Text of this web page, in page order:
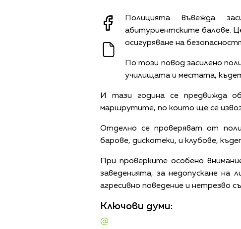
Полицията въвежда
абитуриентските балове.
осигуряване на
По този повод засилено
училищата и местата,
И тази година се предвижда
маршрутите, по които ще се
Отделно се проверяват от
барове, дискотеки, и клубове,
При проверките особено
заведенията, за недопускане на
агресивно поведение и нетрезво
Ключови думи:
@